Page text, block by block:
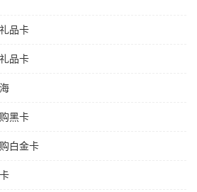
品卡
品卡
黑卡
白金卡